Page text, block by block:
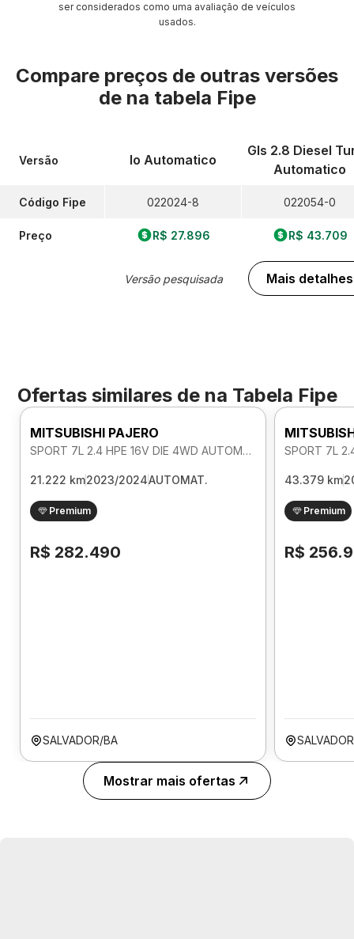
ser considerados como uma avaliação de veículos
usados.
Compare preços de outras versões
de na tabela Fipe
Versão
Código Fipe
Preço
Io Automatico
022024-8
R$ 27.896
Versão pesquisada
Gls 2.8 Diesel
Automatico
022054-0
R$ 43.709
Mais detalhes
Ofertas similares de na Tabela Fipe
MITSUBISHI PAJERO
SPORT 7L 2.4 HPE 16V DIE 4WD AUTOMATICO
21.222 km2023/2024AUTOMAT.
Premium
R$ 282.490
SALVADOR/BA
43.379 km
Premium
R$
Mostrar mais ofertas